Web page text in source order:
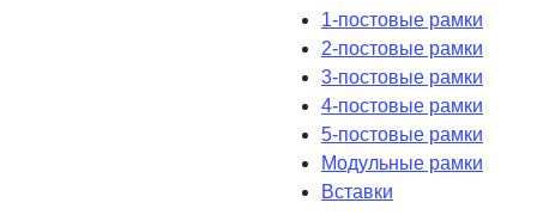
1-постовые рамки
2-постовые рамки
3-постовые рамки
4-постовые рамки
5-постовые рамки
Модульные рамки
Вставки